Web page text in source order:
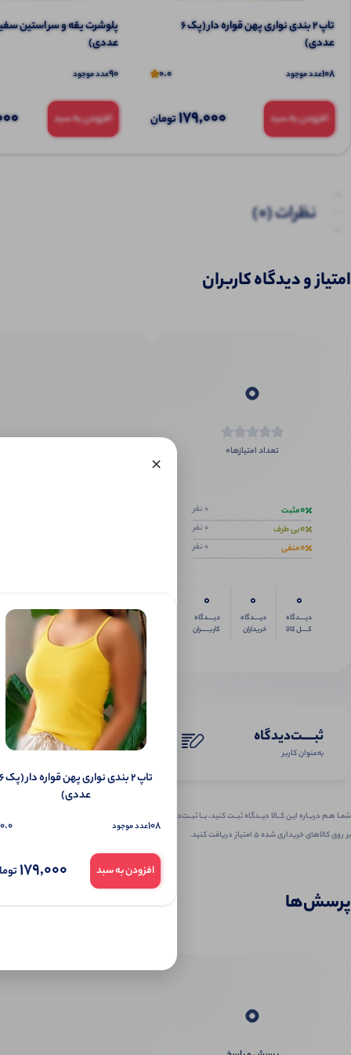
تاپ ۲ بندی نواری پهن قواره دار (پک 6
عددی)
108عدد موجود 0.0
افزودن به سبد 179,000تومان
عددی)
90عدد موجود
افزودن به سبد
نظرات (0)
امتیاز و دیدگاه کاربران
0
تعداد امتیازها0
0مثبت 0 نفر
0بی طرف 0 نفر
0منفی 0 نفر
0
دیــــدگاه
کــــل کالا
0
دیــــدگاه
خریداران
0
دیــــدگاه
کاربـــــران
ثبـــــت‌دیدگاه
به‌عنوان کاربر
شمـا هـم دربـاره ایـن کــالا دیــدگاه ثبــت کنید، بــا ثبــت‌دیـدگاه
بر روی کالاهای خریداری شده ۵ امتیاز دریافت کنید.
اگر این
پرسش‌ها
0
×
تاپ ۲ بندی نواری پهن قواره دار (پک 6
عددی)
108عدد موجود 0.0
افزودن به سبد 179,000